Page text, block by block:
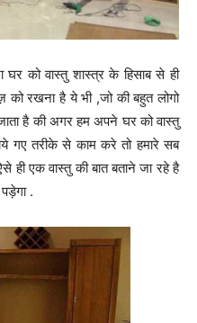
को वास्तु शास्त्र के हिसाब से ही
को रखना है ये भी ,जो की बहुत लोगो
है की अगर हम अपने घर को वास्तु
गए तरीके से काम करे तो हमारे सब
एक वास्तु की बात बताने जा रहे है
.